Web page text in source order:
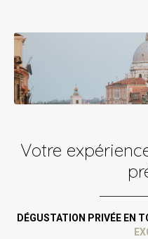
Votre
DÉGUSTATION PRIVÉE EN